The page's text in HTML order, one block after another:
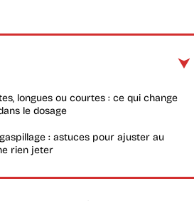
longues ou courtes : ce qui change
le dosage
: astuces pour ajuster au
rien jeter